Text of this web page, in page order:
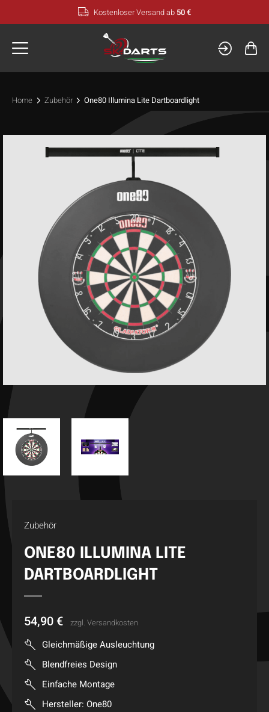
Inhalt
Kostenloser Versand ab 50 €
Home Zubehör One80 Illumina Lite Dartboardlight
Zubehör
ONE80 ILLUMINA LITE
DARTBOARDLIGHT
54,90 € zzgl. Versandkosten
Gleichmäßige Ausleuchtung
Blendfreies Design
Einfache Montage
Hersteller: One80